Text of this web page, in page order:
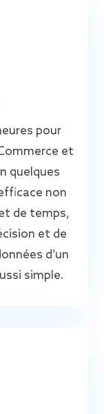
pour
et
quelques
non
de temps,
et de
d’un
simple.